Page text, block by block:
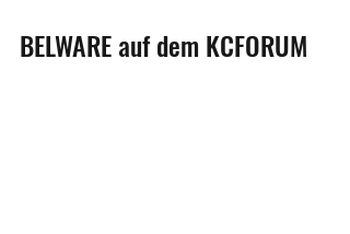
BELWARE auf dem KCFORUM